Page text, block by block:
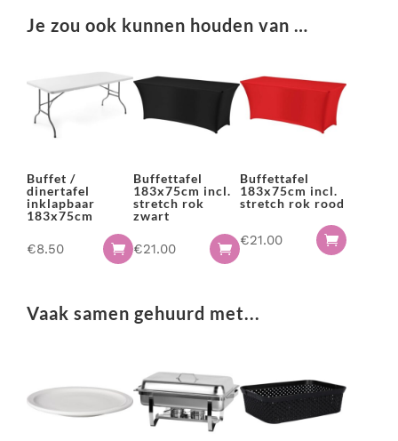
stretch
rok
aantal
Je zou ook kunnen houden van …
Buffet /
dinertafel
inklapbaar
183x75cm
€8.50 
Buffettafel
183x75cm incl.
stretch rok
zwart
€21.00 
Buffettafel
183x75cm incl.
stretch rok rood
€21.00 
Vaak samen gehuurd met...